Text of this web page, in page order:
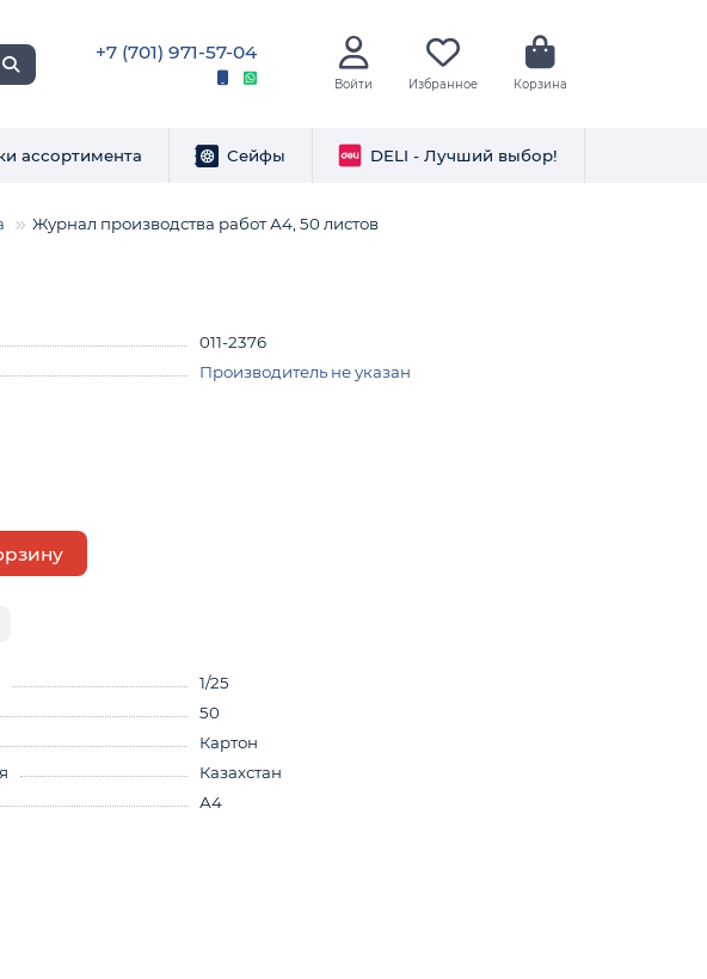
+7 (701) 971-57-04
Войти Избранное Корзина
ассортимента Сейфы DELI - Лучший выбор!
Журнал производства работ А4, 50 листов
011-2376
Производитель не указан
1/25
50
Картон
Казахстан
А4